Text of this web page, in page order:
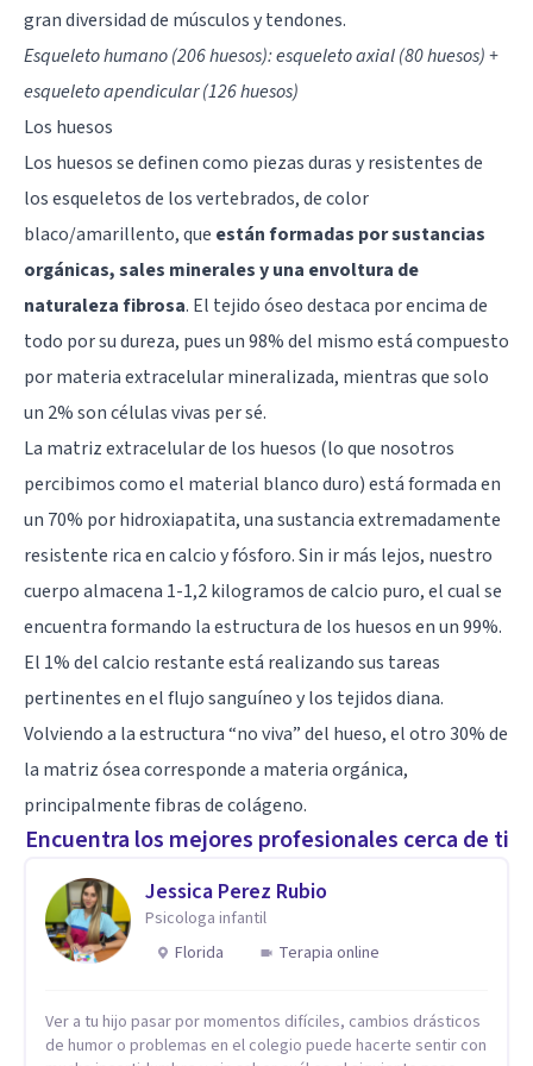
gran diversidad de músculos y tendones.
Esqueleto humano (206 huesos): esqueleto axial (80 huesos) +
esqueleto apendicular (126 huesos)
Los huesos
Los huesos se definen como piezas duras y resistentes de
los esqueletos de los vertebrados, de color
blaco/amarillento, que están formadas por sustancias
orgánicas, sales minerales y una envoltura de
naturaleza fibrosa. El tejido óseo destaca por encima de
todo por su dureza, pues un 98% del mismo está compuesto
por materia extracelular mineralizada, mientras que solo
un 2% son células vivas per sé.
La matriz extracelular de los huesos (lo que nosotros
percibimos como el material blanco duro) está formada en
un 70% por hidroxiapatita, una sustancia extremadamente
resistente rica en calcio y fósforo. Sin ir más lejos, nuestro
cuerpo almacena 1-1,2 kilogramos de calcio puro, el cual se
encuentra formando la estructura de los huesos en un 99%.
El 1% del calcio restante está realizando sus tareas
pertinentes en el flujo sanguíneo y los tejidos diana.
Volviendo a la estructura “no viva” del hueso, el otro 30% de
la matriz ósea corresponde a materia orgánica,
principalmente fibras de colágeno.
Encuentra los mejores profesionales cerca de ti
Jessica Perez Rubio
Psicologa infantil
Florida
Terapia online
Ver a tu hijo pasar por momentos difíciles, cambios drásticos
de humor o problemas en el colegio puede hacerte sentir con